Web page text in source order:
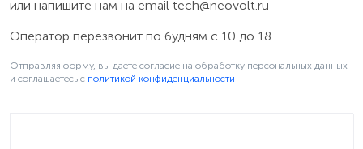
или напишите нам на email tech@neovolt.ru
Оператор перезвонит по будням с 10 до 18
Отправляя форму, вы даете согласие на обработку персональных данных
и соглашаетесь c политикой конфиденциальности